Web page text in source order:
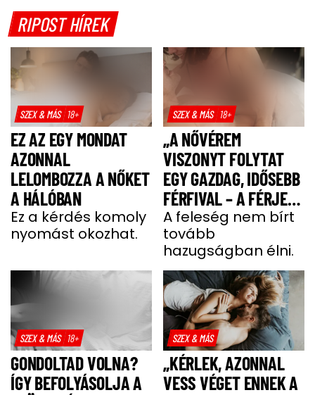
RIPOST HÍREK
SZEX & MÁS 18+
EZ AZ EGY MONDAT
AZONNAL
LELOMBOZZA A NŐKET
A HÁLÓBAN
Ez a kérdés komoly
nyomást okozhat.
SZEX & MÁS 18+
„A NŐVÉREM
VISZONYT FOLYTAT
EGY GAZDAG, IDŐSEBB
FÉRFIVAL – A FÉRJE
TUD RÓLA”
A feleség nem bírt
tovább
hazugságban élni.
SZEX & MÁS 18+
GONDOLTAD VOLNA?
ÍGY BEFOLYÁSOLJA A
SZEX & MÁS
„KÉRLEK, AZONNAL
VESS VÉGET ENNEK A